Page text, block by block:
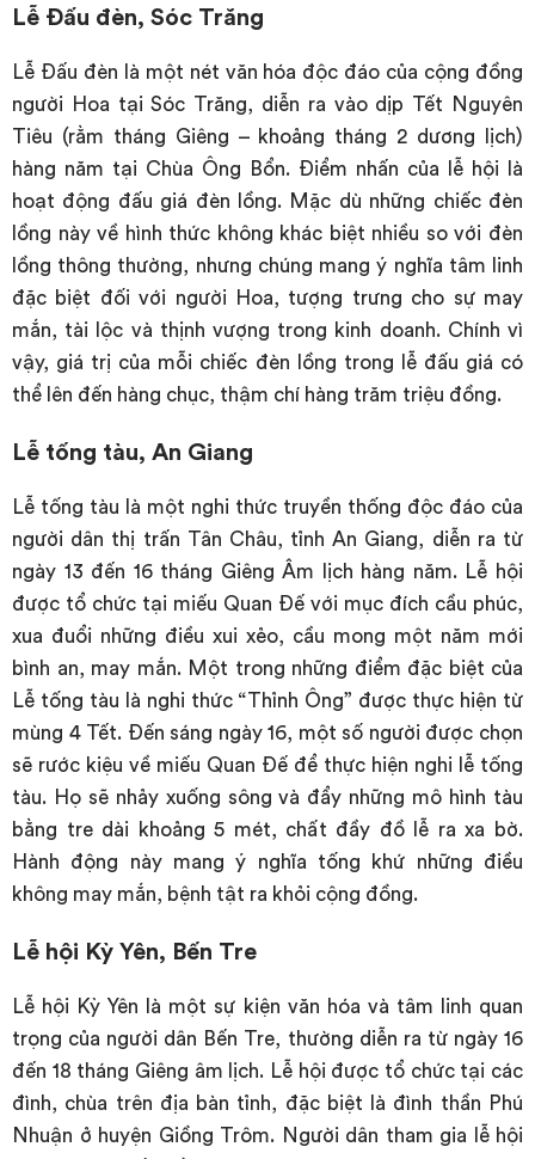
Lễ Đấu đèn, Sóc Trăng
Lễ Đấu đèn là một nét văn hóa độc đáo của cộng đồng
người Hoa tại Sóc Trăng, diễn ra vào dịp Tết Nguyên
Tiêu (rằm tháng Giêng – khoảng tháng 2 dương lịch)
hàng năm tại Chùa Ông Bổn. Điểm nhấn của lễ hội là
hoạt động đấu giá đèn lồng. Mặc dù những chiếc đèn
lồng này về hình thức không khác biệt nhiều so với đèn
lồng thông thường, nhưng chúng mang ý nghĩa tâm linh
đặc biệt đối với người Hoa, tượng trưng cho sự may
mắn, tài lộc và thịnh vượng trong kinh doanh. Chính vì
vậy, giá trị của mỗi chiếc đèn lồng trong lễ đấu giá có
thể lên đến hàng chục, thậm chí hàng trăm triệu đồng.
Lễ tống tàu, An Giang
Lễ tống tàu là một nghi thức truyền thống độc đáo của
người dân thị trấn Tân Châu, tỉnh An Giang, diễn ra từ
ngày 13 đến 16 tháng Giêng Âm lịch hàng năm. Lễ hội
được tổ chức tại miếu Quan Đế với mục đích cầu phúc,
xua đuổi những điều xui xẻo, cầu mong một năm mới
bình an, may mắn. Một trong những điểm đặc biệt của
Lễ tống tàu là nghi thức “Thỉnh Ông” được thực hiện từ
mùng 4 Tết. Đến sáng ngày 16, một số người được chọn
sẽ rước kiệu về miếu Quan Đế để thực hiện nghi lễ tống
tàu. Họ sẽ nhảy xuống sông và đẩy những mô hình tàu
bằng tre dài khoảng 5 mét, chất đầy đồ lễ ra xa bờ.
Hành động này mang ý nghĩa tống khứ những điều
không may mắn, bệnh tật ra khỏi cộng đồng.
Lễ hội Kỳ Yên, Bến Tre
Lễ hội Kỳ Yên là một sự kiện văn hóa và tâm linh quan
trọng của người dân Bến Tre, thường diễn ra từ ngày 16
đến 18 tháng Giêng âm lịch. Lễ hội được tổ chức tại các
đình, chùa trên địa bàn tỉnh, đặc biệt là đình thần Phú
Nhuận ở huyện Giồng Trôm. Người dân tham gia lễ hội